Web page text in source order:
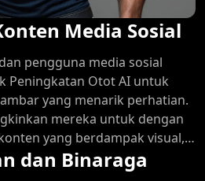
Media Sosial
pengguna media sosial
Peningkatan Otot AI untuk
yang menarik perhatian.
mereka untuk dengan
yang berdampak visual,
penonton dan interaksi.
dan Binaraga